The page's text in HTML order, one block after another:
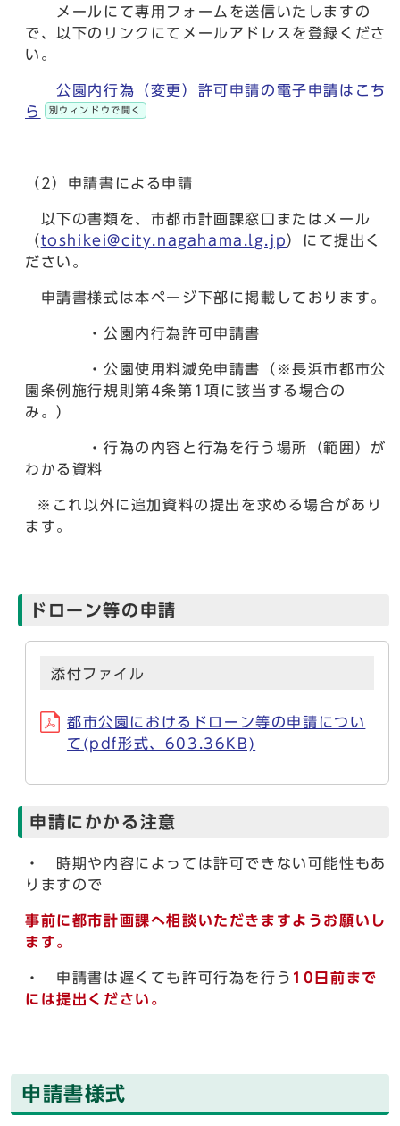
メールにて専用フォームを送信いたしますの
で、以下のリンクにてメールアドレスを登録くださ
い。
公園内行為（変更）許可申請の電子申請はこち
ら
別ウィンドウで開く
（2）申請書による申請
以下の書類を、市都市計画課窓口またはメール
（toshikei@city.nagahama.lg.jp）にて提出く
ださい。
申請書様式は本ページ下部に掲載しております。
・公園内行為許可申請書
・公園使用料減免申請書（※長浜市都市公
園条例施行規則第4条第1項に該当する場合の
み。）
・行為の内容と行為を行う場所（範囲）が
わかる資料
※これ以外に追加資料の提出を求める場合があり
ます。
ドローン等の申請
添付ファイル
都市公園におけるドローン等の申請につい
て(pdf形式、603.36KB)
申請にかかる注意
・ 時期や内容によっては許可できない可能性もあ
りますので
事前に都市計画課へ相談いただきますようお願いし
ます。
・ 申請書は遅くても許可行為を行う 10日前まで
には提出ください。
申請書様式